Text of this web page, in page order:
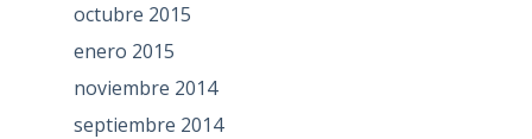
octubre 2015
enero 2015
noviembre 2014
septiembre 2014